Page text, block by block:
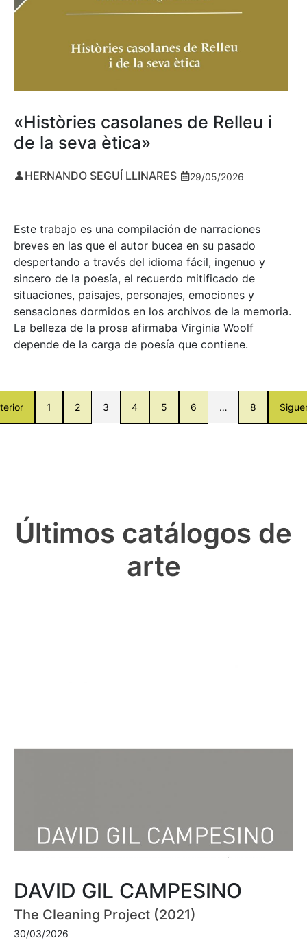
«Històries casolanes de Relleu i
de la seva ètica»
HERNANDO SEGUÍ LLINARES 29/05/2026
Este trabajo es una compilación de narraciones
breves en las que el autor bucea en su pasado
despertando a través del idioma fácil, ingenuo y
sincero de la poesía, el recuerdo mitificado de
situaciones, paisajes, personajes, emociones y
sensaciones dormidos en los archivos de la memoria.
La belleza de la prosa afirmaba Virginia Woolf
depende de la carga de poesía que contiene.
1 2 3 4 5 6 … 8
Últimos catálogos de
arte
DAVID GIL CAMPESINO
The Cleaning Project (2021)
30/03/2026